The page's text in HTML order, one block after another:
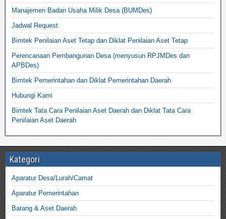
Manajemen Badan Usaha Milik Desa (BUMDes)
Jadwal Request
Bimtek Penilaian Aset Tetap dan Diklat Penilaian Aset Tetap
Perencanaan Pembangunan Desa (menyusun RPJMDes dan
APBDes)
Bimtek Pemerintahan dan Diklat Pemerintahan Daerah
Hubungi Kami
Bimtek Tata Cara Penilaian Aset Daerah dan Diklat Tata Cara
Penilaian Aset Daerah
Kategori
Aparatur Desa/Lurah/Camat
Aparatur Pemerintahan
Barang & Aset Daerah